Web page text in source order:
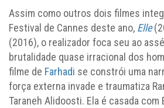
Assim como outros dois filmes
Festival de Cannes deste ano, Elle
(2016), o realizador foca seu ao
brutalidade quase irracional dos
filme de Farhadi se constrói uma
força externa invade e traumatiza
Taraneh Alidoosti. Ela é casada com